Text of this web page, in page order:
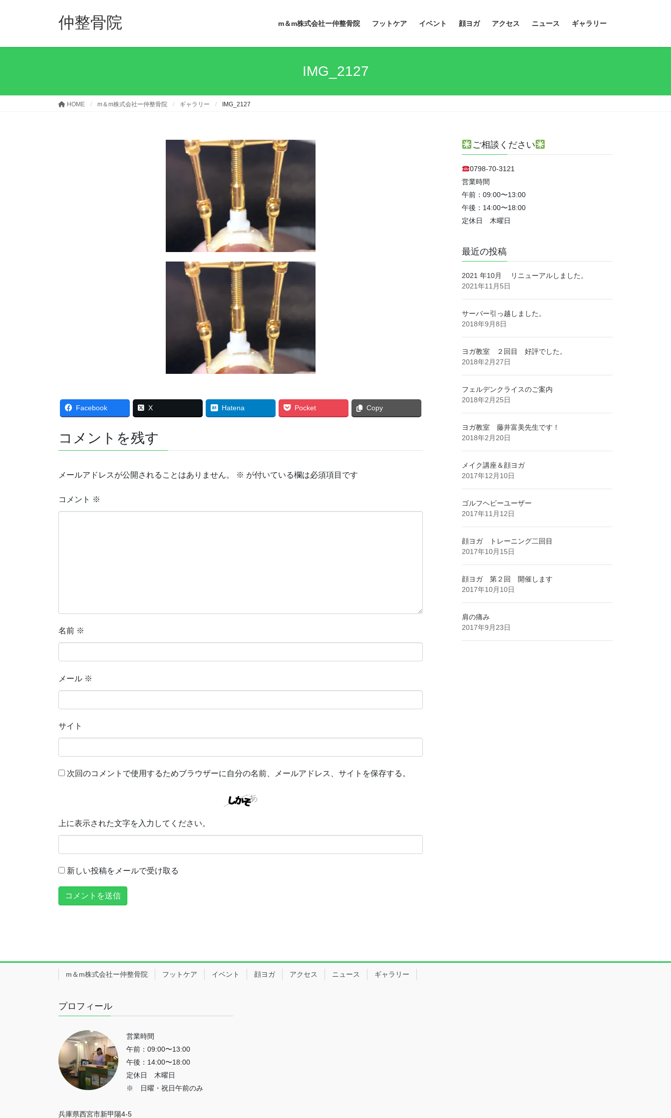
仲整骨院 m＆m株式会社ー仲整骨院 フットケア イベント 顔ヨガ アクセス ニュース ギャラリー
IMG_2127
HOME m＆m株式会社ー仲整骨院 ギャラリー IMG_2127
Facebook X Hatena Pocket Copy
コメントを残す
メールアドレスが公開されることはありません。 ※ が付いている欄は必須項目です
コメント ※
名前 ※
メール ※
サイト
次回のコメントで使用するためブラウザーに自分の名前、メールアドレス、サイトを保存する。
上に表示された文字を入力してください。
新しい投稿をメールで受け取る
ご相談ください
0798-70-3121
営業時間
午前：09:00〜13:00
午後：14:00〜18:00
定休日 木曜日
最近の投稿
2021 年10月 リニューアルしました。
2021年11月5日
サーバー引っ越しました。
2018年9月8日
ヨガ教室 ２回目 好評でした。
2018年2月27日
フェルデンクライスのご案内
2018年2月25日
ヨガ教室 藤井富美先生です！
2018年2月20日
メイク講座＆顔ヨガ
2017年12月10日
ゴルフヘビーユーザー
2017年11月12日
顔ヨガ トレーニング二回目
2017年10月15日
顔ヨガ 第２回 開催します
2017年10月10日
肩の痛み
2017年9月23日
m＆m株式会社ー仲整骨院 フットケア イベント 顔ヨガ アクセス ニュース ギャラリー
プロフィール
営業時間
午前：09:00〜13:00
午後：14:00〜18:00
定休日 木曜日
※ 日曜・祝日午前のみ
兵庫県西宮市新甲陽4-5